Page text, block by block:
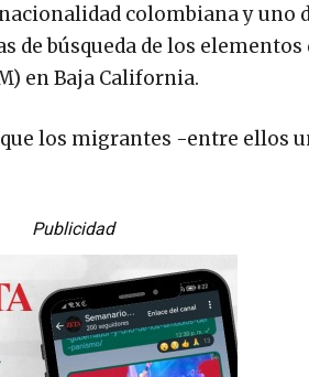
colombiana y uno
de búsqueda de los elementos
en Baja California.
los migrantes -entre ellos
Publicidad